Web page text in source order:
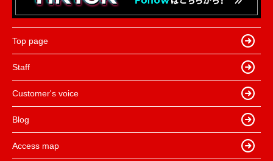
Top page
Staff
Customer's voice
Blog
Access map